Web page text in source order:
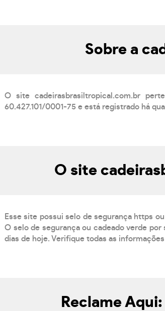
Sobre a
O site cadeirasbrasiltropical.com.br
60.427.101/0001-75 e está registrado há
O site
Esse site possui selo de segurança https
O selo de segurança ou cadeado verde
dias de hoje. Verifique todas as
Reclame